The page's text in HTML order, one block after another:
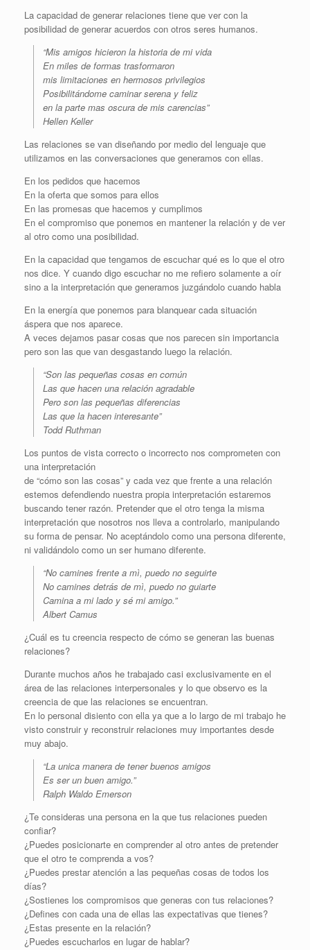
La capacidad de generar relaciones tiene que ver con la
posibilidad de generar acuerdos con otros seres humanos.
“Mis amigos hicieron la historia de mi vida
En miles de formas trasformaron
mis limitaciones en hermosos privilegios
Posibilitándome caminar serena y feliz
en la parte mas oscura de mis carencias”
Hellen Keller
Las relaciones se van diseñando por medio del lenguaje que
utilizamos en las conversaciones que generamos con ellas.
En los pedidos que hacemos
En la oferta que somos para ellos
En las promesas que hacemos y cumplimos
En el compromiso que ponemos en mantener la relación y de ver
al otro como una posibilidad.
En la capacidad que tengamos de escuchar qué es lo que el otro
nos dice. Y cuando digo escuchar no me refiero solamente a oír
sino a la interpretación que generamos juzgándolo cuando habla
En la energía que ponemos para blanquear cada situación
áspera que nos aparece.
A veces dejamos pasar cosas que nos parecen sin importancia
pero son las que van desgastando luego la relación.
“Son las pequeñas cosas en común
Las que hacen una relación agradable
Pero son las pequeñas diferencias
Las que la hacen interesante”
Todd Ruthman
Los puntos de vista correcto o incorrecto nos comprometen con
una interpretación
de “cómo son las cosas” y cada vez que frente a una relación
estemos defendiendo nuestra propia interpretación estaremos
buscando tener razón. Pretender que el otro tenga la misma
interpretación que nosotros nos lleva a controlarlo, manipulando
su forma de pensar. No aceptándolo como una persona diferente,
ni validándolo como un ser humano diferente.
“No camines frente a mì, puedo no seguirte
No camines detrás de mì, puedo no guiarte
Camina a mi lado y sé mi amigo.”
Albert Camus
¿Cuál es tu creencia respecto de cómo se generan las buenas
relaciones?
Durante muchos años he trabajado casi exclusivamente en el
área de las relaciones interpersonales y lo que observo es la
creencia de que las relaciones se encuentran.
En lo personal disiento con ella ya que a lo largo de mi trabajo he
visto construir y reconstruir relaciones muy importantes desde
muy abajo.
“La unica manera de tener buenos amigos
Es ser un buen amigo.”
Ralph Waldo Emerson
¿Te consideras una persona en la que tus relaciones pueden
confiar?
¿Puedes posicionarte en comprender al otro antes de pretender
que el otro te comprenda a vos?
¿Puedes prestar atención a las pequeñas cosas de todos los
días?
¿Sostienes los compromisos que generas con tus relaciones?
¿Defines con cada una de ellas las expectativas que tienes?
¿Estas presente en la relación?
¿Puedes escucharlos en lugar de hablar?